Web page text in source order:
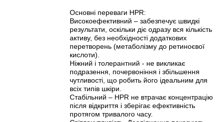
Основні переваги HPR:
Високоефективний – забезпечує швидкі
результати, оскільки діє одразу вся кількість
активу, без необхідності додаткових
перетворень (метаболізму до ретиноєвої
кислоти).
Ніжний і толерантний - не викликає
подразення, почервоніння і збільшення
чутливості, що робить його ідеальним для
всіх типів шкіри.
Стабільний – HPR не втрачає концентрацію
після відкриття і зберігає ефективність
протягом тривалого часу.